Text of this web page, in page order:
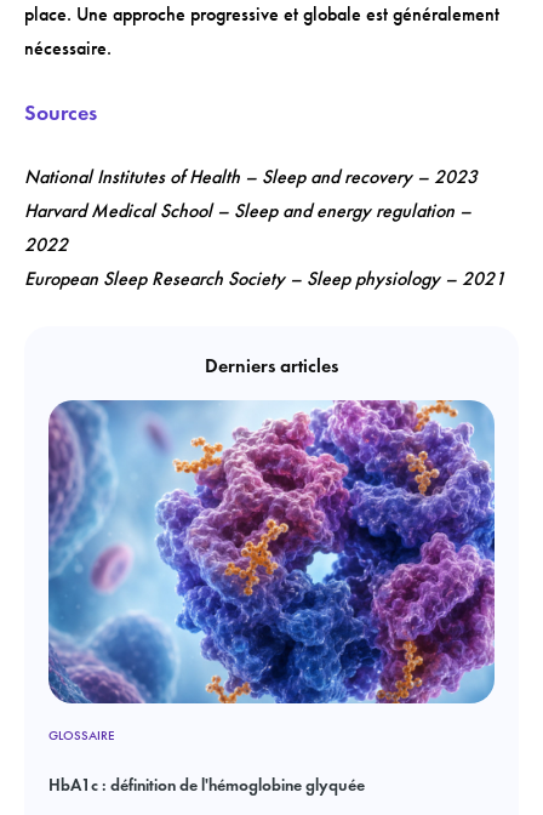
place. Une approche progressive et globale est généralement
nécessaire.
Sources
National Institutes of Health – Sleep and recovery – 2023
Harvard Medical School – Sleep and energy regulation –
2022
European Sleep Research Society – Sleep physiology – 2021
Derniers articles
GLOSSAIRE
HbA1c : définition de l'hémoglobine glyquée